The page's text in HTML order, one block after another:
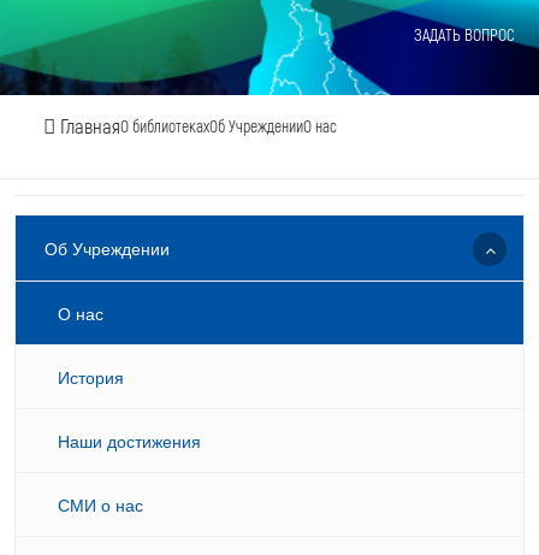
ЗАДАТЬ ВОПРОС
ГлавнаяО библиотекахОб УчрежденииО нас
Об Учреждении
О нас
История
Наши достижения
СМИ о нас